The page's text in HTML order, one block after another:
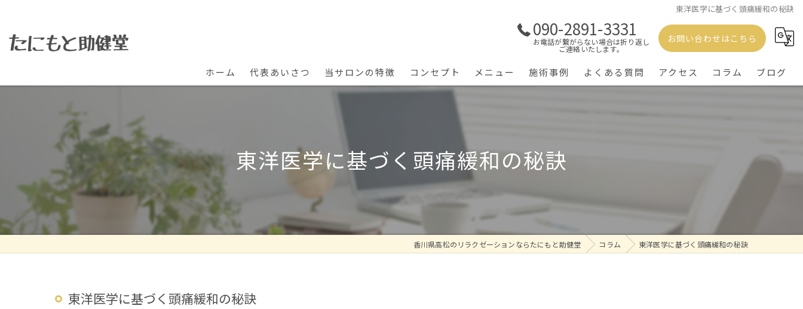
東洋医学に基づく頭痛緩和の秘訣
090-2891-3331
お電話が繋がらない場合は折り返し
ご連絡いたします。
お問い合わせはこちら
ホーム 代表あいさつ 当サロンの特徴
腰痛
五十肩
リハビリ
コンセプト メニュー 施術事例 よくある質問 アクセス コラム ブログ
東洋医学に基づく頭痛緩和の秘訣
香川県高松のリラクゼーションならたにもと助健堂 コラム 東洋医学に基づく頭痛緩和の秘訣
東洋医学に基づく頭痛緩和の秘訣